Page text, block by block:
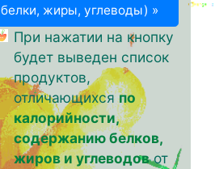
белки, жиры, углеводы) »
При нажатии на кнопку
будет выведен список
продуктов,
отличающихсяпо
калорийности,
содержанию белков,
жиров и углеводовот